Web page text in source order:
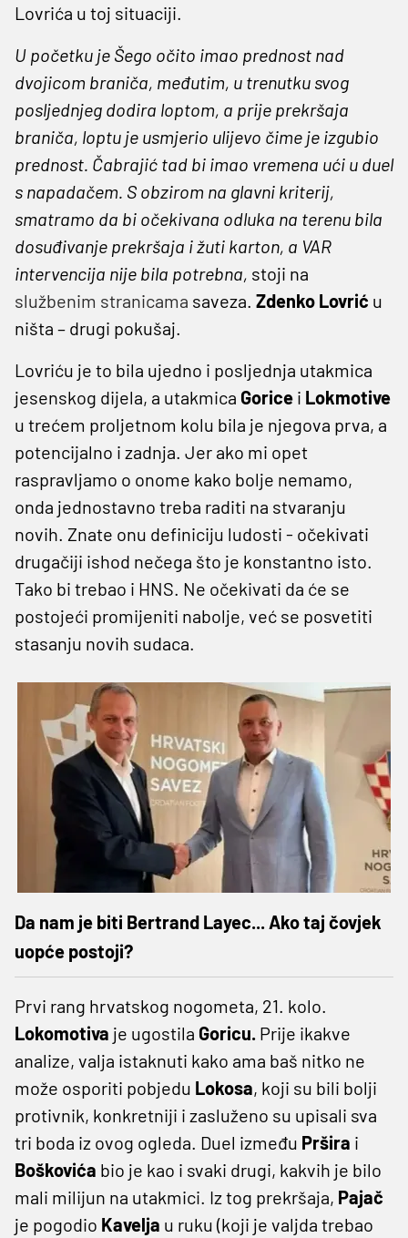
Lovrića u toj situaciji.
U početku je Šego očito imao prednost nad
dvojicom braniča, međutim, u trenutku svog
posljednjeg dodira loptom, a prije prekršaja
braniča, loptu je usmjerio ulijevo čime je izgubio
prednost. Čabrajić tad bi imao vremena ući u duel
s napadačem. S obzirom na glavni kriterij,
smatramo da bi očekivana odluka na terenu bila
dosuđivanje prekršaja i žuti karton, a VAR
intervencija nije bila potrebna, stoji na
službenim stranicama saveza. Zdenko Lovrić u
ništa – drugi pokušaj.
Lovriću je to bila ujedno i posljednja utakmica
jesenskog dijela, a utakmica Gorice i Lokmotive
u trećem proljetnom kolu bila je njegova prva, a
potencijalno i zadnja. Jer ako mi opet
raspravljamo o onome kako bolje nemamo,
onda jednostavno treba raditi na stvaranju
novih. Znate onu definiciju ludosti - očekivati
drugačiji ishod nečega što je konstantno isto.
Tako bi trebao i HNS. Ne očekivati da će se
postojeći promijeniti nabolje, već se posvetiti
stasanju novih sudaca.
Da nam je biti Bertrand Layec... Ako taj čovjek
uopće postoji?
Prvi rang hrvatskog nogometa, 21. kolo.
Lokomotiva je ugostila Goricu. Prije ikakve
analize, valja istaknuti kako ama baš nitko ne
može osporiti pobjedu Lokosa, koji su bili bolji
protivnik, konkretniji i zasluženo su upisali sva
tri boda iz ovog ogleda. Duel između Pršira i
Boškovića bio je kao i svaki drugi, kakvih je bilo
mali milijun na utakmici. Iz tog prekršaja, Pajač
je pogodio Kavelja u ruku (koji je valjda trebao